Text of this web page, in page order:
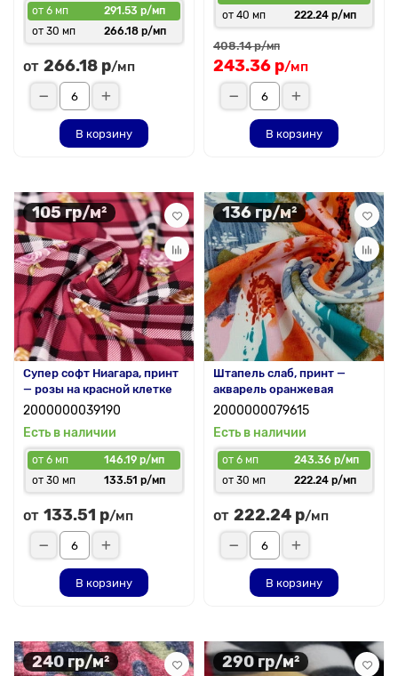
от 6 мп
291.53 р/мп
от 30 мп
266.18 р/мп
от 266.18 р/мп
В корзину
от 40 мп
222.24 р/мп
408.14 р/мп
243.36 р/мп
В корзину
105 гр/м²
Супер софт Ниагара, принт
— розы на красной клетке
2000000039190
Есть в наличии
от 6 мп
146.19 р/мп
от 30 мп
133.51 р/мп
от 133.51 р/мп
В корзину
136 гр/м²
Штапель слаб, принт —
акварель оранжевая
2000000079615
Есть в наличии
от 6 мп
243.36 р/мп
от 30 мп
222.24 р/мп
от 222.24 р/мп
В корзину
240 гр/м² 290 гр/м²